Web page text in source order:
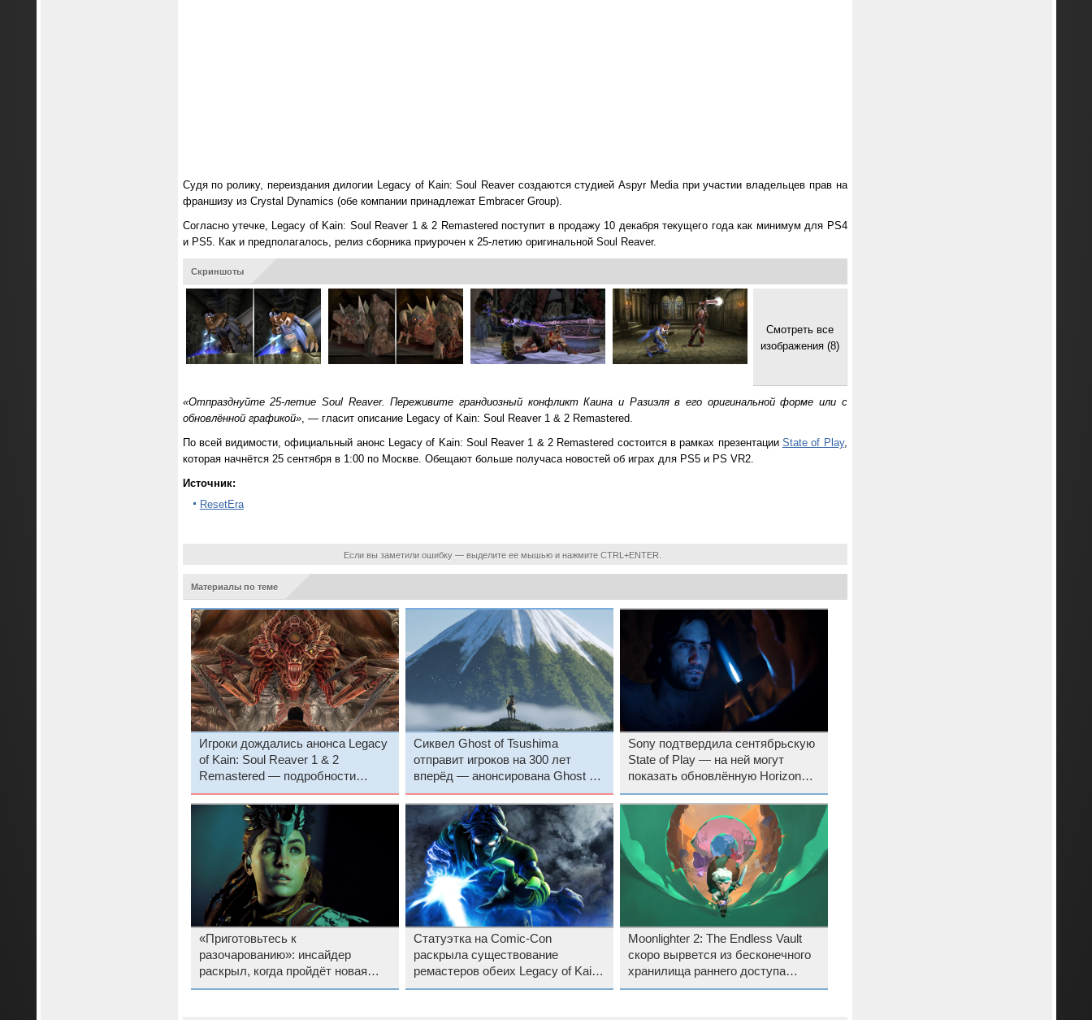
Судя по ролику, переиздания дилогии Legacy of Kain: Soul Reaver создаются студией Aspyr Media при участии владельцев прав на
франшизу из Crystal Dynamics (обе компании принадлежат Embracer Group).
Согласно утечке, Legacy of Kain: Soul Reaver 1 & 2 Remastered поступит в продажу 10 декабря текущего года как минимум для PS4
и PS5. Как и предполагалось, релиз сборника приурочен к 25-летию оригинальной Soul Reaver.
Скриншоты
Смотреть все
изображения (8)
«Отпразднуйте 25-летие Soul Reaver. Переживите грандиозный конфликт Каина и Разиэля в его оригинальной форме или с
обновлённой графикой», — гласит описание Legacy of Kain: Soul Reaver 1 & 2 Remastered.
По всей видимости, официальный анонс Legacy of Kain: Soul Reaver 1 & 2 Remastered состоится в рамках презентации State of Play,
которая начнётся 25 сентября в 1:00 по Москве. Обещают больше получаса новостей об играх для PS5 и PS VR2.
Источник:
ResetEra
Если вы заметили ошибку — выделите ее мышью и нажмите CTRL+ENTER.
Материалы по теме
Игроки дождались анонса Legacy
of Kain: Soul Reaver 1 & 2
Remastered — подробности
улучшений и предзаказ в
российском Steam
Сиквел Ghost of Tsushima
отправит игроков на 300 лет
вперёд — анонсирована Ghost of
Yotei
Sony подтвердила сентябрьскую
State of Play — на ней могут
показать обновлённую Horizon
Zero Dawn и «ещё менее
захватывающий» ремастер
«Приготовьтесь к
разочарованию»: инсайдер
раскрыл, когда пройдёт новая
State of Play
Статуэтка на Comic-Con
раскрыла существование
ремастеров обеих Legacy of Kain:
Soul Reaver
Moonlighter 2: The Endless Vault
скоро вырвется из бесконечного
хранилища раннего доступа
Steam — дата выхода 1.0 и